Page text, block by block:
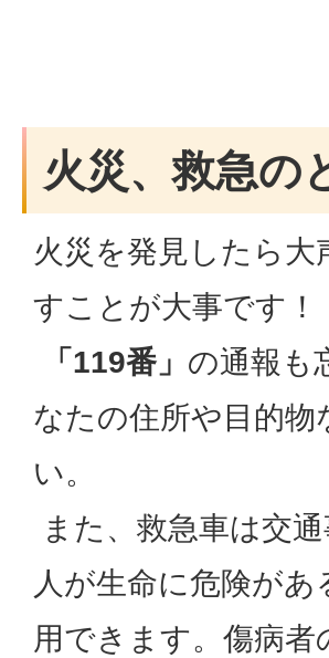
火災、救急の
火災を発見したら
すことが大事です！
「119番」 の通報も
なたの住所や目的
い。
また、救急車は交
人が生命に危険が
用できます。傷病